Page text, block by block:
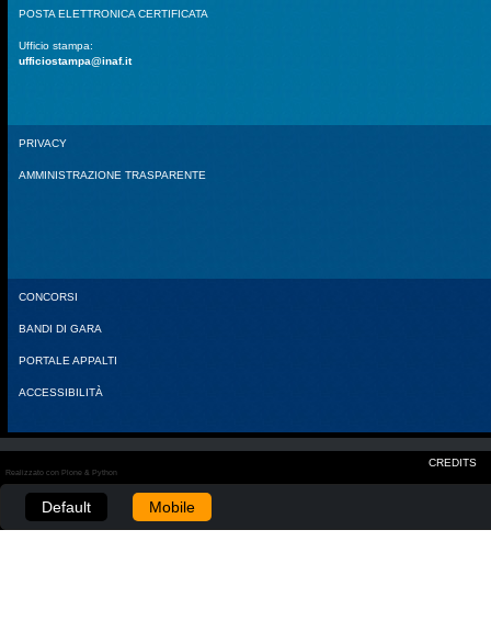
POSTA ELETTRONICA CERTIFICATA
Ufficio stampa:
ufficiostampa@inaf.it
PRIVACY
AMMINISTRAZIONE TRASPARENTE
CONCORSI
BANDI DI GARA
PORTALE APPALTI
ACCESSIBILITÀ
CREDITS
Realizzato con Plone & Python
Default Mobile